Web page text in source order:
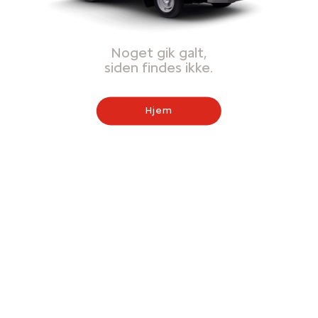
Noget gik galt,
siden findes ikke.
Hjem